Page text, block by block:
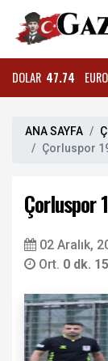
DOLAR 47.74 EURO
ANA SAYFA
Çorluspor
Çorluspor
02 Aralık,
Ort. 0 dk.